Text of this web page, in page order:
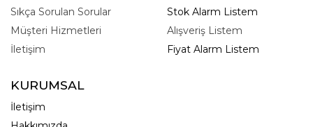
Sıkça Sorulan Sorular
Müşteri Hizmetleri
İletişim
Stok Alarm Listem
Alışveriş Listem
Fiyat Alarm Listem
KURUMSAL
İletişim